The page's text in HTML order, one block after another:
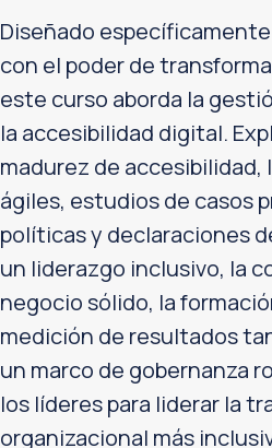
Diseñado
con el poder de
este curso aborda la
la accesibilidad digital.
madurez de
ágiles, estudios de casos
políticas y declaraciones
un liderazgo inclusivo, la
negocio sólido, la
medición de resultados
un marco de gobernanza
los líderes para liderar la
organizacional más